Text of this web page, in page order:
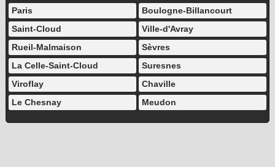
Paris
Boulogne-Billancourt
Saint-Cloud
Ville-d'Avray
Rueil-Malmaison
Sèvres
La Celle-Saint-Cloud
Suresnes
Viroflay
Chaville
Le Chesnay
Meudon